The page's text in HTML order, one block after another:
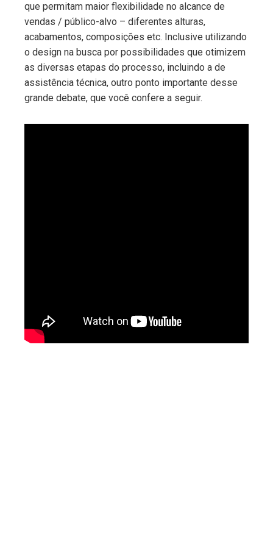
que permitam maior flexibilidade no alcance de
vendas / público-alvo – diferentes alturas,
acabamentos, composições etc. Inclusive utilizando
o design na busca por possibilidades que otimizem
as diversas etapas do processo, incluindo a de
assistência técnica, outro ponto importante desse
grande debate, que você confere a seguir.